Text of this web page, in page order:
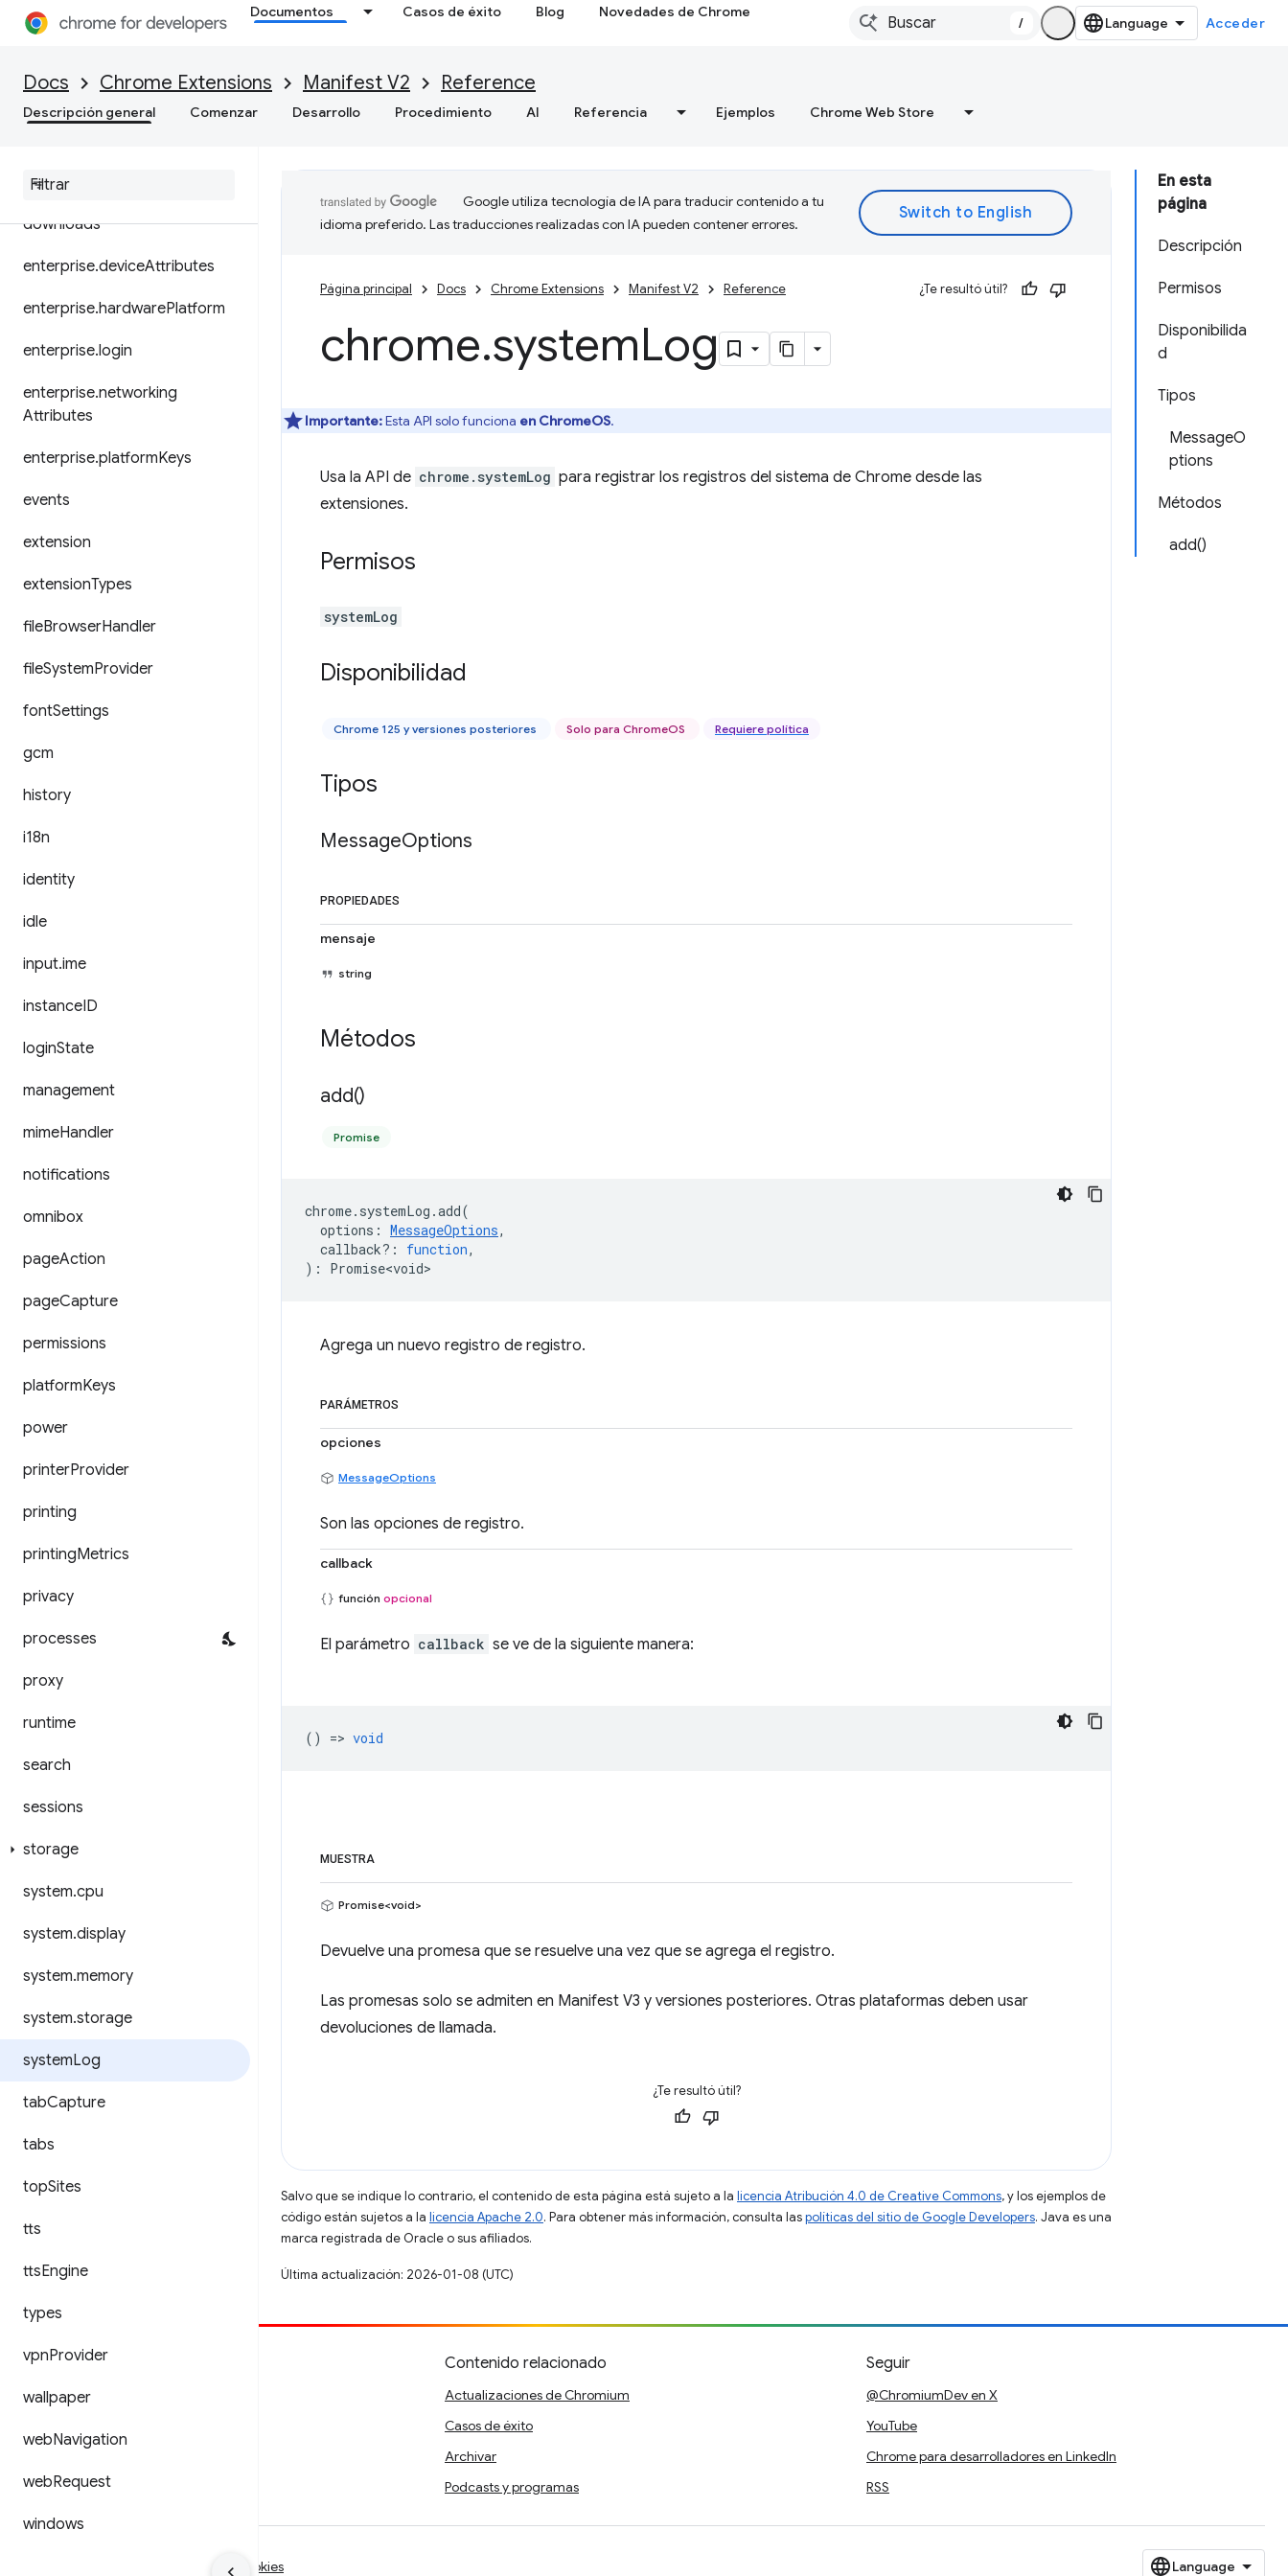
Documentos Casos de éxito Blog Novedades de Chrome
/ Acceder
Docs Chrome Extensions Manifest V2 Reference
Descripción general Comenzar Desarrollo Procedimiento AI Referencia Ejemplos Chrome Web Store
devtools.performance
dns
dom
downloads
enterprise.deviceAttributes
enterprise.hardwarePlatform
enterprise.login
enterprise.networking
Attributes
enterprise.platformKeys
events
extension
extensionTypes
fileBrowserHandler
fileSystemProvider
fontSettings
gcm
history
i18n
identity
idle
input.ime
instanceID
loginState
management
mimeHandler
notifications
omnibox
pageAction
pageCapture
permissions
platformKeys
power
printerProvider
printing
printingMetrics
privacy
processes
proxy
runtime
search
sessions
storage
system.cpu
system.display
system.memory
system.storage
systemLog
tabCapture
tabs
topSites
tts
ttsEngine
types
vpnProvider
wallpaper
webNavigation
webRequest
windows
En esta
página
Descripción
Permisos
Disponibilida
d
Tipos
MessageO
ptions
Métodos
add()
Google utiliza tecnología de IA para traducir contenido a tu
idioma preferido. Las traducciones realizadas con IA pueden contener errores.
Página principal Docs Chrome Extensions Manifest V2 Reference ¿Te resultó útil?
chrome.systemLog
Importante:Esta API solo funciona en ChromeOS.
Usa la API de chrome.systemLog para registrar los registros del sistema de Chrome desde las
extensiones.
Permisos
systemLog
Disponibilidad
Chrome 125 y versiones posteriores Solo para ChromeOS Requiere política
Tipos
MessageOptions
PROPIEDADES
mensaje
string
Métodos
add()
Promise
chrome. systemLog .add(
options : MessageOptions,
callback? : function,
) : Promise<void>
Agrega un nuevo registro de registro.
PARÁMETROS
opciones
MessageOptions
Son las opciones de registro.
callback
función opcional
El parámetro callback se ve de la siguiente manera:
() => void
MUESTRA
Promise<void>
Devuelve una promesa que se resuelve una vez que se agrega el registro.
Las promesas solo se admiten en Manifest V3 y versiones posteriores. Otras plataformas deben usar
devoluciones de llamada.
¿Te resultó útil?
Salvo que se indique lo contrario, el contenido de esta página está sujeto a la licencia Atribución 4.0 de Creative Commons, y los ejemplos de
código están sujetos a la licencia Apache 2.0. Para obtener más información, consulta laspolíticas del sitio de Google Developers. Java es una
marca registrada de Oracle o sus afiliados.
Última actualización: 2026-01-08 (UTC)
Contribuir
Informar un error
Contenido relacionado
Actualizaciones de Chromium
Casos de éxito
Archivar
Podcasts y programas
Seguir
@ChromiumDev en X
YouTube
Chrome para desarrolladores en LinkedIn
RSS
Manage cookies